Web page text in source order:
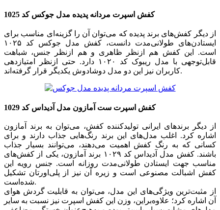
کفش اسپرت مردانه پدیده مدل جوکس کد 1025
از دیگر کفش‌های برند پدیده که می‌توان آن را گزینه‌ای مناسب برای
ایستادن‌های طولانی‌مدت دانست، کفش مدل جوکس کد ۱۰۲۵
است. این کفش هم ازنظر ظاهری و هم ازنظر جنس، شباهت
قابل‌توجهی با مدل ریبوک کد ۱۰۲۰ دارد. حتی ازنظر امتیازدهی
کاربران نیز این دو مدل دوشادوش یکدیگر قرار گرفته‌اند.
کفش اسپرت ست آمازون مدل آدیداس کد 1029
از دیگر برندهای ایرانی تولیدکننده کفش، می‌توان به برند آمازون
اشاره کرد. اغلب مدل‌های این برند رنگ‌هایی جذاب دارند و برای
کسانی که به رنگ کفش اهمیت می‌دهند، می‌توانند بسیار جذاب
باشند. کفش مدل آدیداس کد ۱۰۲۹ برند آمازون، یکی از کفش‌های
مناسب جهت ایستادن طولانی‌مدت روزانه است. جنس رویه این
کفش اشبالت مصنوعی است و زیره آن نیز از پلی‌اورتان تشکیل
شده‌است.
از مثبت‌ترین ویژگی‌های این مدل، می‌توان به قابلیت گردش هوای
آن اشاره کرد؛ علاوه‌‌براین، وزن این کفش اسپرت نیز نسبت به سایر